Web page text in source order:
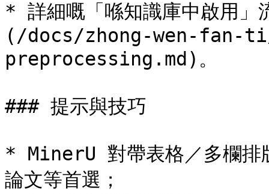
* 詳細嘅「喺知識庫中啟用
(/docs/zhong-wen-fan-
preprocessing.md)。
### 提示與技巧
* MinerU 對帶表格／多欄排
論文等首選；